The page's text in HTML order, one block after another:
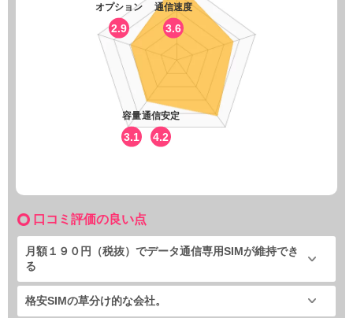
通信速度
3.6
通信安定
4.2
容量
3.1
オプション
2.9
口コミ評価の良い点
月額１９０円（税抜）でデータ通信専用SIMが維持でき
る
格安SIMの草分け的な会社。